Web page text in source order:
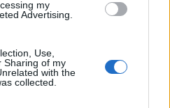
my
Advertising.
Use,
Sharing of my
with the
collected.
Ζάβορδας στα
9 Αυγούστου 2026, 8:01 μμ